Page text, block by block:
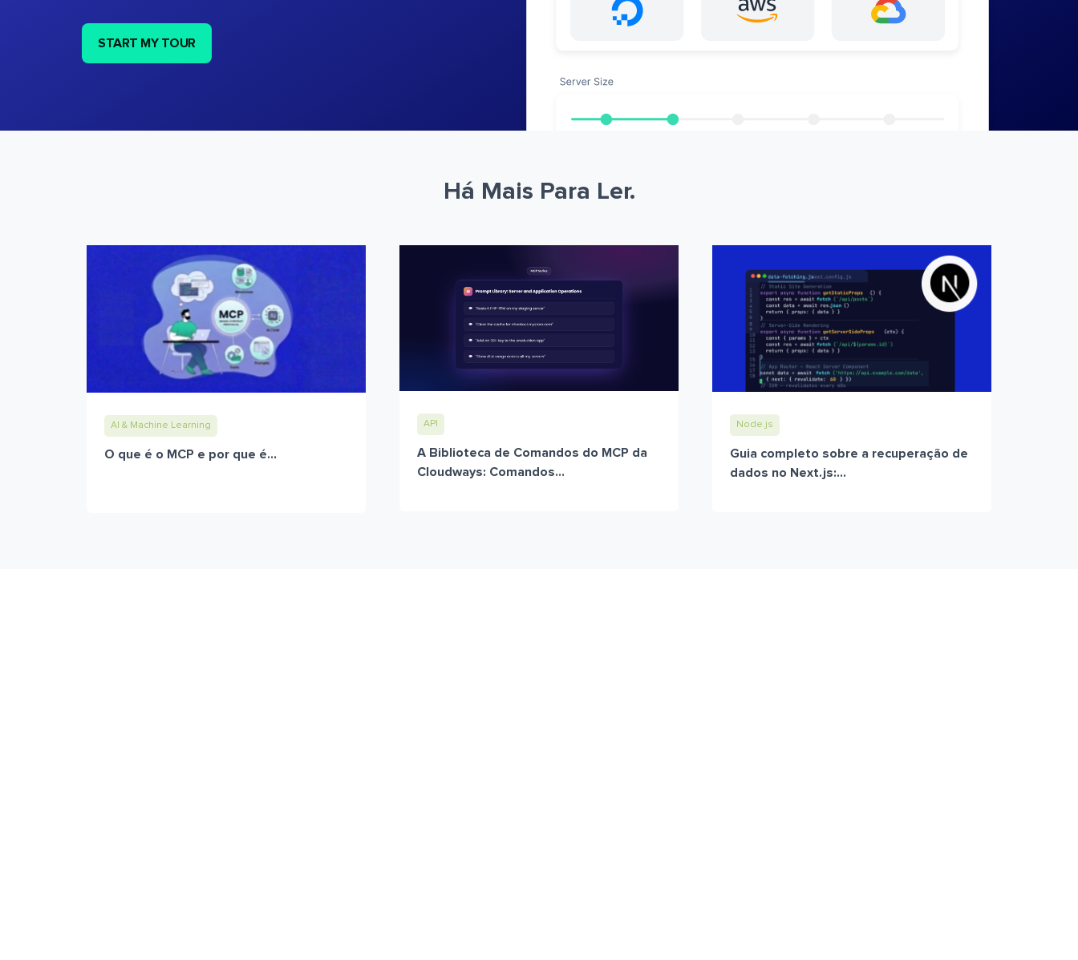
START MY TOUR
Há Mais Para Ler.
AI & Machine Learning
O que é o MCP e por que é...
API
A Biblioteca de Comandos do MCP da
Cloudways: Comandos...
Node.js
Guia completo sobre a recuperação de
dados no Next.js:...